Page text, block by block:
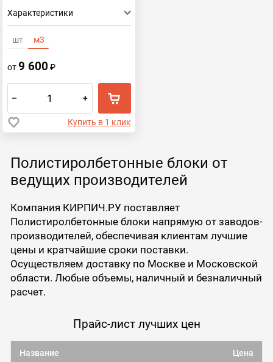
Характеристики
шт м3
от9 600 ₽
– +
Купить в 1 клик
Полистиролбетонные блоки от
ведущих производителей
Компания КИРПИЧ.РУ поставляет
Полистиролбетонные блоки напрямую от заводов-
производителей, обеспечивая клиентам лучшие
цены и кратчайшие сроки поставки.
Осуществляем доставку по Москве и Московской
области. Любые объемы, наличный и безналичный
расчет.
Прайс-лист лучших цен
Название Цена